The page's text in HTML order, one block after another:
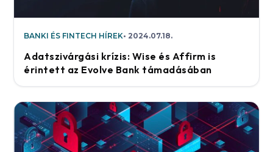
BANKI ÉS FINTECH HÍREK 2024.07.18.
Adatszivárgási krízis: Wise és Affirm is
érintett az Evolve Bank támadásában